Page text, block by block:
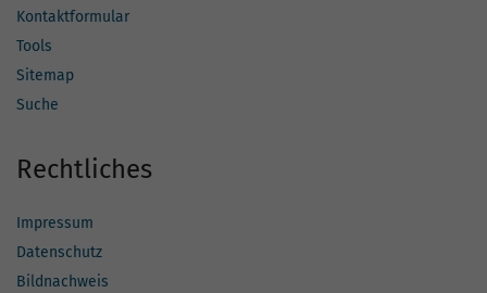
Kontaktformular
Tools
Sitemap
Suche
Rechtliches
Impressum
Datenschutz
Bildnachweis